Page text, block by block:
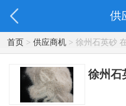
供
首页> 供应商机> 徐州石英砂
徐州石